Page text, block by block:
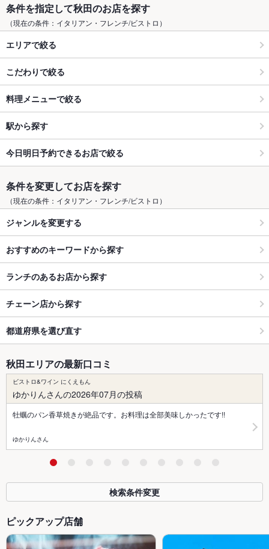
条件を指定して秋田のお店を探す
（現在の条件：イタリアン・フレンチ/ビストロ）
エリアで絞る
こだわりで絞る
料理メニューで絞る
駅から探す
今日明日予約できるお店で絞る
条件を変更してお店を探す
（現在の条件：イタリアン・フレンチ/ビストロ）
ジャンルを変更する
おすすめのキーワードから探す
ランチのあるお店から探す
チェーン店から探す
都道府県を選び直す
秋田エリアの最新口コミ
ビストロ&ワイン にくえもん
ゆかりんさんの2026年07月の投稿
牡蠣のパン香草焼きが絶品です。お料理は全部美味しかったです!!
ゆかりんさん
検索条件変更
ピックアップ店舗